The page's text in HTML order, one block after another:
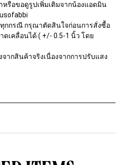
รือขอดูรูปเพิ่มเติมจากน้องแอดมิน
กกรณี กรุณาตัดสินใจก่อนการสั่งซื้อ
เคลื่อนได้ ( +/- 0.5-1 นิ้ว โดย
ากสินค้าจริงเนื่องจากการปรับแสง